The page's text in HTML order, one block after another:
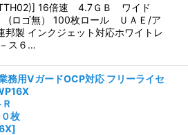
16倍速 4.7ＧＢ ワイド
(ロゴ無） 100枚ロール ＵＡＥ/ア
邦製 インクジェット対応ホワイトレ
ス６…
務用VガードOCP対応 フリーライセ
枚
]